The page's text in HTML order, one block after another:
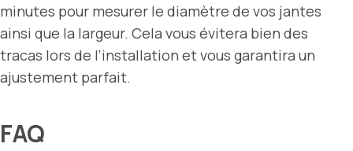
minutes pour mesurer le diamètre de vos jantes
ainsi que la largeur. Cela vous évitera bien des
tracas lors de l’installation et vous garantira un
ajustement parfait.
FAQ